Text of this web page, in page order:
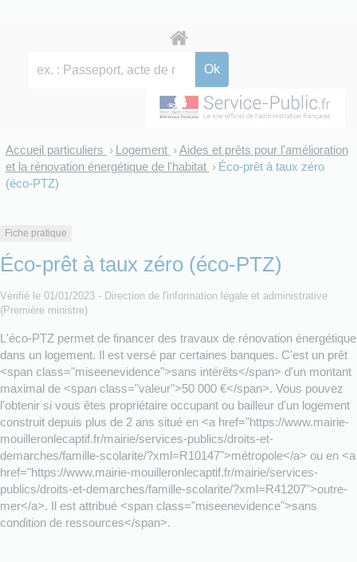
Accueil particuliers > Logement > Aides et prêts pour l'amélioration
et la rénovation énergétique de l'habitat > Éco-prêt à taux zéro
(éco-PTZ)
Fiche pratique
Éco-prêt à taux zéro (éco-PTZ)
Vérifié le 01/01/2023 - Direction de l'information légale et administrative
(Première ministre)
L'éco-PTZ permet de financer des travaux de rénovation énergétique
dans un logement. Il est versé par certaines banques. C'est un prêt
<span class="miseenevidence">sans intérêts</span> d'un montant
maximal de <span class="valeur">50 000 €</span>. Vous pouvez
l'obtenir si vous êtes propriétaire occupant ou bailleur d'un logement
construit depuis plus de 2 ans situé en <a href="https://www.mairie-
mouilleronlecaptif.fr/mairie/services-publics/droits-et-
demarches/famille-scolarite/?xml=R10147">métropole</a> ou en <a
href="https://www.mairie-mouilleronlecaptif.fr/mairie/services-
publics/droits-et-demarches/famille-scolarite/?xml=R41207">outre-
mer</a>. Il est attribué <span class="miseenevidence">sans
condition de ressources</span>.